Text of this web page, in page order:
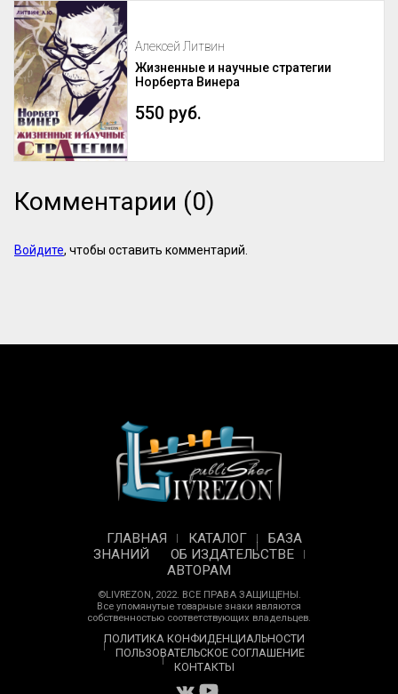
Алексей Литвин
Жизненные и научные стратегии
Норберта Винера
550 руб.
Комментарии (0)
Войдите, чтобы оставить комментарий.
ГЛАВНАЯ КАТАЛОГ
БАЗА
ЗНАНИЙ
ОБ ИЗДАТЕЛЬСТВЕ
АВТОРАМ
©LIVREZON, 2022. ВСЕ ПРАВА ЗАЩИЩЕНЫ.
Все упомянутые товарные знаки являются
собственностью соответствующих владельцев.
ПОЛИТИКА КОНФИДЕНЦИАЛЬНОСТИ
ПОЛЬЗОВАТЕЛЬСКОЕ СОГЛАШЕНИЕ
КОНТАКТЫ